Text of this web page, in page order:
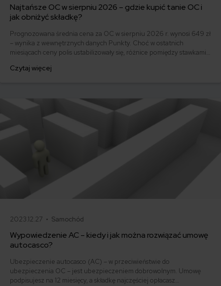
Najtańsze OC w sierpniu 2026 – gdzie kupić tanie OC i
jak obniżyć składkę?
Prognozowana średnia cena za OC w sierpniu 2026 r. wynosi 649 zł
– wynika z wewnętrznych danych Punkty. Choć w ostatnich
miesiącach ceny polis ustabilizowały się, różnice pomiędzy stawkami
500 zł, inni – powyżej 1500 zł. Gdzie znaleźć najtańsze OC w Polsce
Czytaj więcej
2023.12.27 • Samochód
Wypowiedzenie AC – kiedy i jak można rozwiązać umowę
autocasco?
Ubezpieczenie autocasco (AC) – w przeciwieństwie do
ubezpieczenia OC – jest ubezpieczeniem dobrowolnym. Umowę
podpisujesz na 12 miesięcy, a składkę najczęściej opłacasz